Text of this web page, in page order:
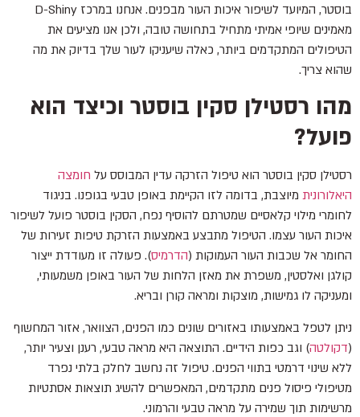
בוסטר, המיועד לשיפור איכות העור מבפנים. אנחנו במרכז D-Shiny
מאמינים שיופי אמיתי מתחיל בתחושה טובה, ולכן אנו מציעים את
הטיפולים המתקדמים ביותר, כאלה שיעניקו לעור שלך בדיוק את מה
שהוא צריך.
מהו רסטילן סקין בוסטר וכיצד הוא
פועל?
רסטילן סקין בוסטר הוא טיפול הזרקה עדין המבוסס על חומצה
היאלורונית מיוצבת, בדומה לזו הקיימת באופן טבעי בגופנו. בניגוד
לחומרי מילוי קלאסיים שמטרתם להוסיף נפח, הסקין בוסטר פועל לשיפור
איכות העור עצמו. הטיפול מתבצע באמצעות הזרקת טיפות זעירות של
החומר אל שכבות העור העמוקות (הדרמיס). פעולה זו מעודדת ייצור
קולגן ואלסטין, משפרת את מאזן הלחות של העור באופן משמעותי,
ומעניקה לו גמישות, מוצקות ומראה קורן ובריא.
ניתן לטפל באמצעותו באזורים שונים כמו הפנים, הצוואר, אזור המחשוף
(דקולטה) וגב כפות הידיים. התוצאה היא מראה טבעי, רענן וצעיר יותר,
ללא שינוי דרמטי בתווי הפנים. טיפול זה נחשב לחלק בלתי נפרד
מטיפולי פיסול פנים מתקדמים, המאפשרים להשיג תוצאות אסתטיות
מרשימות תוך שמירה על מראה טבעי והרמוני.